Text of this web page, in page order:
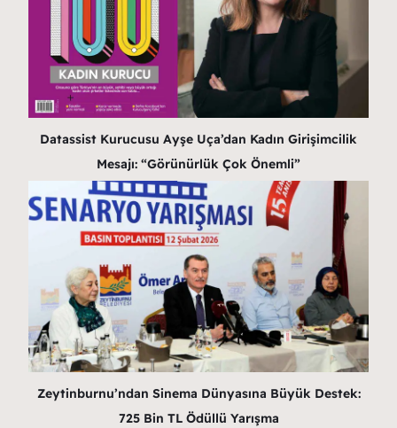
Datassist Kurucusu Ayşe Uça’dan Kadın Girişimcilik
Mesajı: “Görünürlük Çok Önemli”
Zeytinburnu’ndan Sinema Dünyasına Büyük Destek:
725 Bin TL Ödüllü Yarışma